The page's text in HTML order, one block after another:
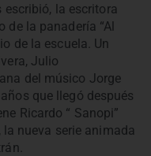
escribió, la escritora
de la panadería “Al
de la escuela. Un
Julio
del músico Jorge
que llegó después
Ricardo “ Sanopi”
nueva serie animada